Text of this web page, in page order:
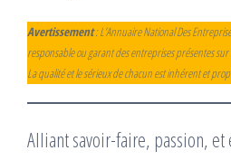
Avertissement: L’Annuaire National Des
responsable ou garant des entreprises présentes
La qualité et le sérieux de chacun est inhérent et
Alliant savoir-faire, passion, et